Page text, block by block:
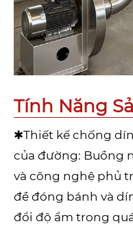
Tính Năng
✱Thiết kế chống
của đường: Buồng
và công nghệ phủ
đề đóng bánh và
đổi độ ẩm trong